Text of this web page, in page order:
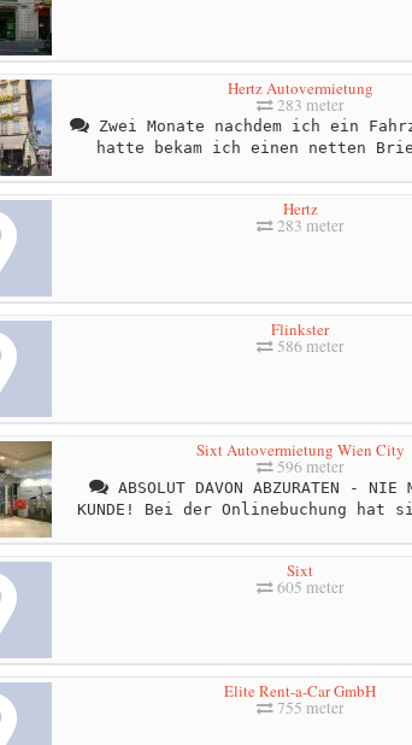
Hertz Autovermietung
283 meter
Zwei Monate nachdem ich ein
hatte bekam ich einen netten
Hertz
283 meter
Flinkster
586 meter
Sixt Autovermietung Wien City
596 meter
ABSOLUT DAVON ABZURATEN - NIE
KUNDE! Bei der Onlinebuchung hat
Sixt
605 meter
Elite Rent-a-Car GmbH
755 meter